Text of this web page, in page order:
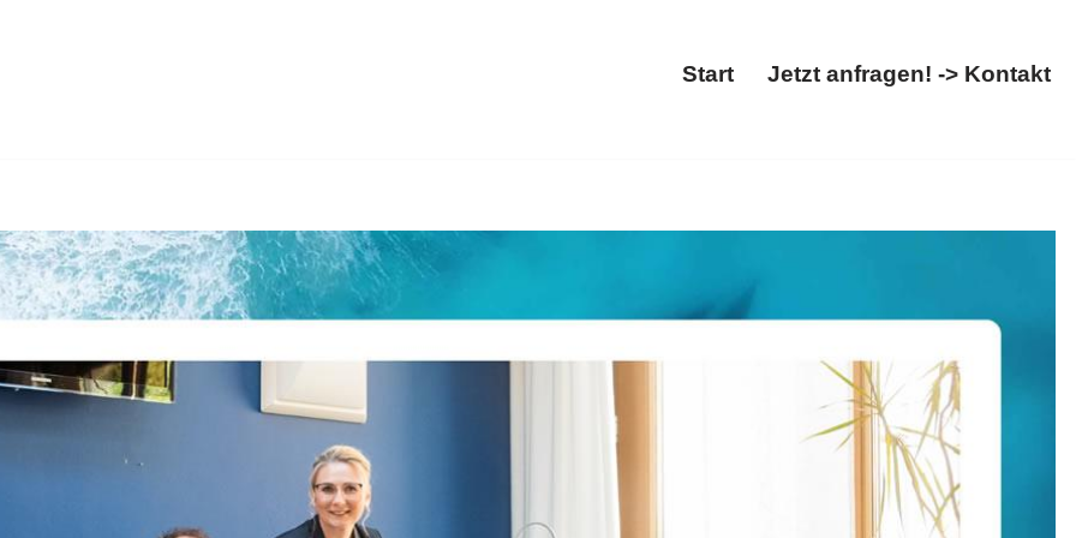
Start Jetzt anfragen! -> Kontakt
oder ✓Buchhaltung, Nachfolgeberatung, Gründungsberatung, Steuern optimieren. 𝐄𝐑𝐅𝐎𝐋𝐆𝐒𝐓𝐄𝐔𝐄𝐑𝐍,
✓Buchhaltung, ✓Steuerberatung , ✓Nachfolgeberatung als auch ✓Steuern optimieren. Lassen Sie sich von uns